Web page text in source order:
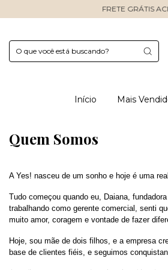
FRETE GRÁTIS ACIMA DE R$599
Início Mais
Quem Somos
A Yes! nasceu de um sonho e hoje é uma
Tudo começou quando eu, Daiana,
trabalhando como gerente comercial, senti
muito amor, coragem e vontade de fazer
Hoje, sou mãe de dois filhos, e a empresa
base de clientes fiéis, e seguimos